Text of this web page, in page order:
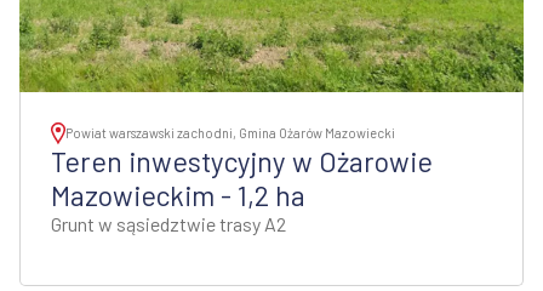
Powiat warszawski zachodni, Gmina Ożarów Mazowiecki
Teren inwestycyjny w Ożarowie
Mazowieckim - 1,2 ha
Grunt w sąsiedztwie trasy A2